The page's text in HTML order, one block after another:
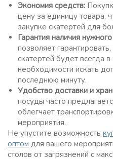
Экономия средств:
цену за единицу товара,
закупке скатертей для
Гарантия наличия
позволяет
скатертей будет всегда
необходимости искать
последнюю минуту.
Удобство доставки и
посуды часто
облегчает
мероприятия.
Не упустите возможность
оптом для вашего
столов от загрязнений с